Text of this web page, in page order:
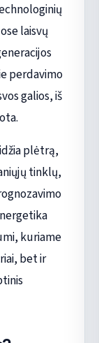
laisvų
perdavimo
galios, iš
plėtrą,
tinklų,
kuriame
bet ir